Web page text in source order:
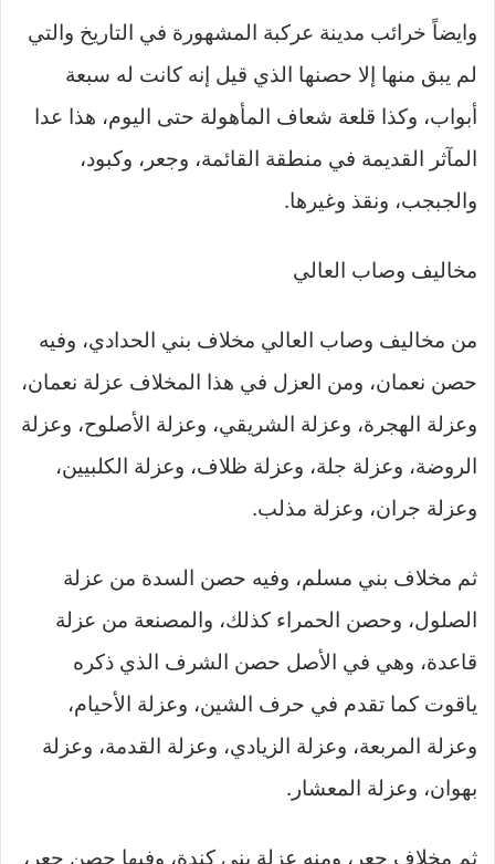
وايضاً خرائب مدينة عركبة المشهورة في التاريخ والتي
لم يبق منها إلا حصنها الذي قيل إنه كانت له سبعة
أبواب، وكذا قلعة شعاف المأهولة حتى اليوم، هذا عدا
المآثر القديمة في منطقة القائمة، وجعر، وكبود،
والجبجب، ونقذ وغيرها.
مخاليف وصاب العالي
من مخاليف وصاب العالي مخلاف بني الحدادي، وفيه
حصن نعمان، ومن العزل في هذا المخلاف عزلة نعمان،
وعزلة الهجرة، وعزلة الشريقي، وعزلة الأصلوح، وعزلة
الروضة، وعزلة جلة، وعزلة ظلاف، وعزلة الكلبيين،
وعزلة جران، وعزلة مذلب.
ثم مخلاف بني مسلم، وفيه حصن السدة من عزلة
الصلول، وحصن الحمراء كذلك، والمصنعة من عزلة
قاعدة، وهي في الأصل حصن الشرف الذي ذكره
ياقوت كما تقدم في حرف الشين، وعزلة الأحيام،
وعزلة المربعة، وعزلة الزيادي، وعزلة القدمة، وعزلة
بهوان، وعزلة المعشار.
ثم مخلاف جعر، ومنه عزلة بني كندة، وفيها حصن جعر،